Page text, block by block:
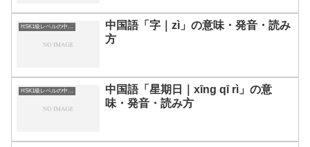
HSK1級レベルの中国語
中国語「字｜zì」の意味・発音・読み
方
HSK1級レベルの中国語
中国語「星期日｜xīng qī rì」の意
味・発音・読み方